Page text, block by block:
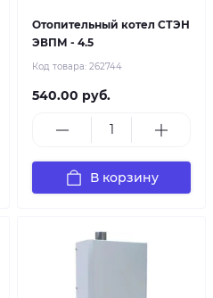
Отопительный котел СТЭН
ЭВПМ - 4.5
Код товара: 262744
540.00 руб.
В корзину